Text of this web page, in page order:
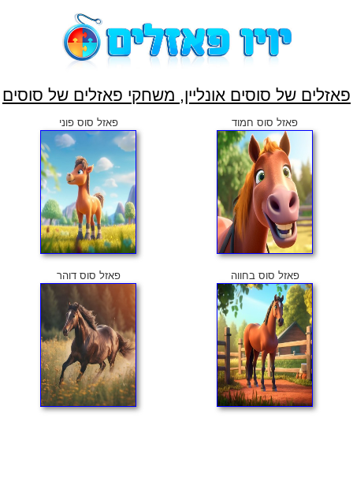
פאזלים של סוסים אונליין, משחקי פאזלים של סוסים
פאזל סוס חמוד פאזל סוס פוני
פאזל סוס בחווה פאזל סוס דוהר